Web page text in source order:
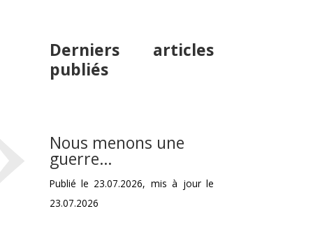
Derniers articles
publiés
Nous menons une
guerre…
Publié le 23.07.2026, mis à jour le
23.07.2026